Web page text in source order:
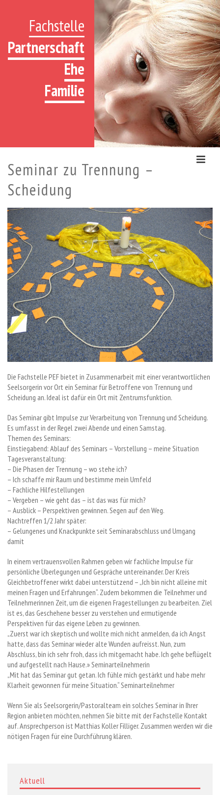
Fachstelle
Partnerschaft
Ehe
Familie
Seminar zu Trennung –
Scheidung
Die Fachstelle PEF bietet in Zusammenarbeit mit einer verantwortlichen
Seelsorgerin vor Ort ein Seminar für Betroffene von Trennung und
Scheidung an. Ideal ist dafür ein Ort mit Zentrumsfunktion.
Das Seminar gibt Impulse zur Verarbeitung von Trennung und Scheidung.
Es umfasst in der Regel zwei Abende und einen Samstag.
Themen des Seminars:
Einstiegabend: Ablauf des Seminars – Vorstellung – meine Situation
Tagesveranstaltung:
– Die Phasen der Trennung – wo stehe ich?
– Ich schaffe mir Raum und bestimme mein Umfeld
– Fachliche Hilfestellungen
– Vergeben – wie geht das – ist das was für mich?
– Ausblick – Perspektiven gewinnen. Segen auf den Weg.
Nachtreffen 1/2 Jahr später:
– Gelungenes und Knackpunkte seit Seminarabschluss und Umgang
damit
In einem vertrauensvollen Rahmen geben wir fachliche Impulse für
persönliche Überlegungen und Gespräche untereinander. Der Kreis
Gleichbetroffener wirkt dabei unterstützend – „Ich bin nicht alleine mit
meinen Fragen und Erfahrungen“. Zudem bekommen die Teilnehmer und
Teilnehmerinnen Zeit, um die eigenen Fragestellungen zu bearbeiten. Ziel
ist es, das Geschehene besser zu verstehen und ermutigende
Perspektiven für das eigene Leben zu gewinnen.
„Zuerst war ich skeptisch und wollte mich nicht anmelden, da ich Angst
hatte, dass das Seminar wieder alte Wunden aufreisst. Nun, zum
Abschluss, bin ich sehr froh, dass ich mitgemacht habe. Ich gehe beflügelt
und aufgestellt nach Hause.» Seminarteilnehmerin
„Mit hat das Seminar gut getan. Ich fühle mich gestärkt und habe mehr
Klarheit gewonnen für meine Situation.“ Seminarteilnehmer
Wenn Sie als Seelsorgerin/Pastoralteam ein solches Seminar in Ihrer
Region anbieten möchten, nehmen Sie bitte mit der Fachstelle Kontakt
auf. Ansprechperson ist Matthias Koller Filliger. Zusammen werden wir die
nötigen Fragen für eine Durchführung klären.
Aktuell